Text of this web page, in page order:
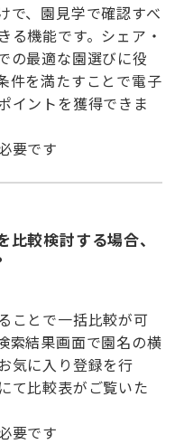
で、園見学で確認すべ
る機能です。シェア・
の最適な園選びに役
件を満たすことで電子
イントを獲得できま
要です
較検討する場合、
ことで一括比較が可
索結果画面で園名の横
気に入り登録を行
て比較表がご覧いた
要です